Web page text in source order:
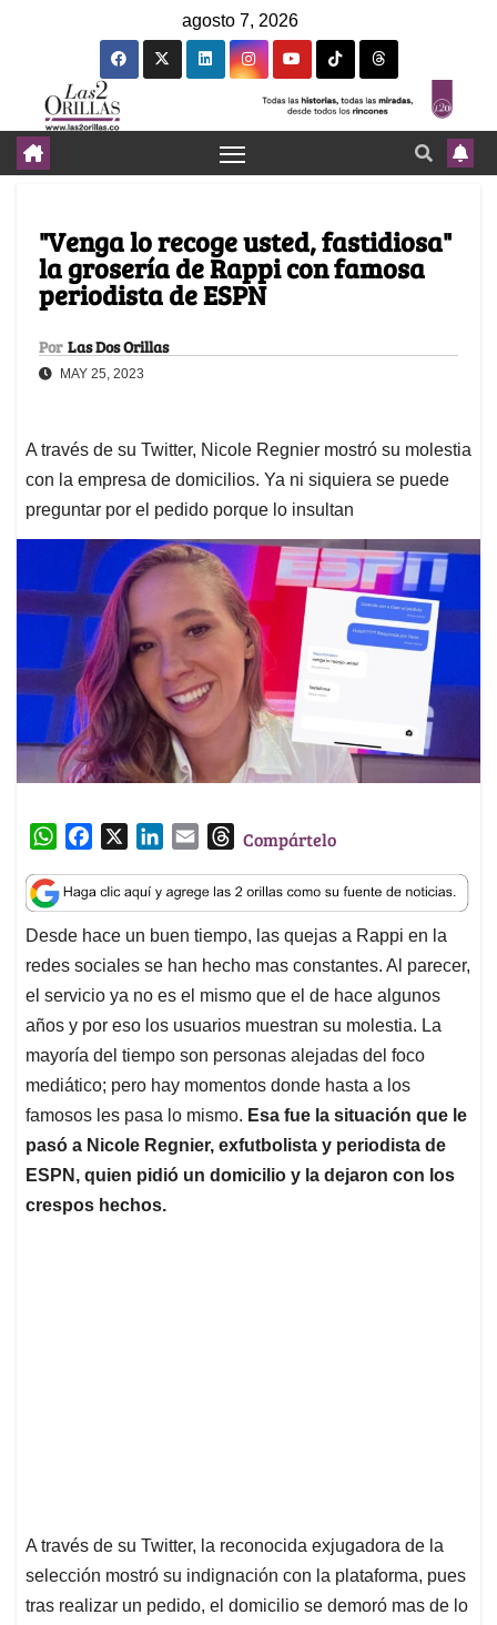
agosto 7, 2026
"Venga lo recoge usted, fastidiosa"
la grosería de Rappi con famosa
periodista de ESPN
Por Las Dos Orillas
MAY 25, 2023
A través de su Twitter, Nicole Regnier mostró su molestia
con la empresa de domicilios. Ya ni siquiera se puede
preguntar por el pedido porque lo insultan
W
a
t
s
A
p
p
c
e
b
o
o
k
n
k
e
d
I
n
a
i
l
T
r
e
a
d
s
Compártelo
Desde hace un buen tiempo, las quejas a Rappi en la
redes sociales se han hecho mas constantes. Al parecer,
el servicio ya no es el mismo que el de hace algunos
años y por eso los usuarios muestran su molestia. La
mayoría del tiempo son personas alejadas del foco
mediático; pero hay momentos donde hasta a los
famosos les pasa lo mismo. Esa fue la situación que le
pasó a Nicole Regnier, exfutbolista y periodista de
ESPN, quien pidió un domicilio y la dejaron con los
crespos hechos.
A través de su Twitter, la reconocida exjugadora de la
selección mostró su indignación con la plataforma, pues
tras realizar un pedido, el domicilio se demoró mas de lo